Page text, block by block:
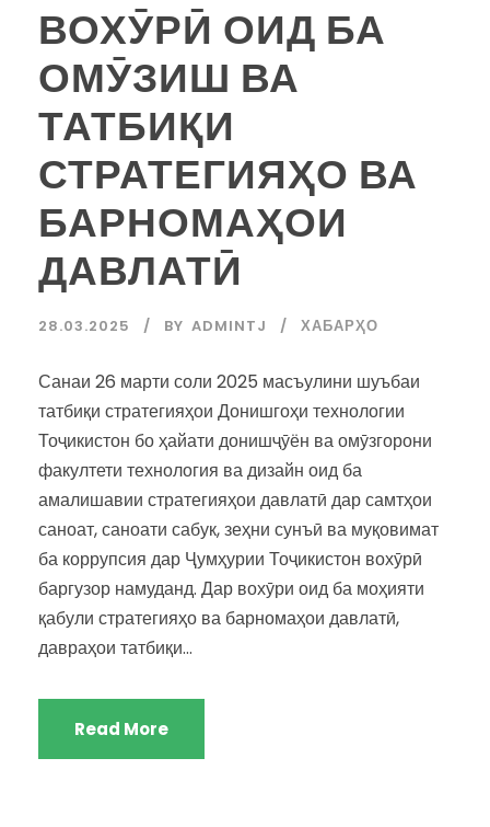
ВОХӮРӢ ОИД БА
ОМӮЗИШ ВА
ТАТБИҚИ
СТРАТЕГИЯҲО ВА
БАРНОМАҲОИ
ДАВЛАТӢ
28.03.2025 BY ADMINTJ ХАБАРҲО
Санаи 26 марти соли 2025 масъулини шуъбаи
татбиқи стратегияҳои Донишгоҳи технологии
Тоҷикистон бо ҳайати донишҷӯён ва омӯзгорони
факултети технология ва дизайн оид ба
амалишавии стратегияҳои давлатӣ дар самтҳои
саноат, саноати сабук, зеҳни сунъӣ ва муқовимат
ба коррупсия дар Ҷумҳурии Тоҷикистон вохӯрӣ
баргузор намуданд. Дар вохӯри оид ба моҳияти
қабули стратегияҳо ва барномаҳои давлатӣ,
давраҳои татбиқи...
Read More